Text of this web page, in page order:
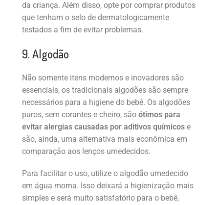
da criança. Além disso, opte por comprar produtos
que tenham o selo de dermatologicamente
testados a fim de evitar problemas.
9. Algodão
Não somente itens modernos e inovadores são
essenciais, os tradicionais algodões são sempre
necessários para a higiene do bebê. Os algodões
puros, sem corantes e cheiro, são ótimos para
evitar alergias causadas por aditivos químicos e
são, ainda, uma alternativa mais econômica em
comparação aos lenços umedecidos.
Para facilitar o uso, utilize o algodão umedecido
em água morna. Isso deixará a higienização mais
simples e será muito satisfatório para o bebê,